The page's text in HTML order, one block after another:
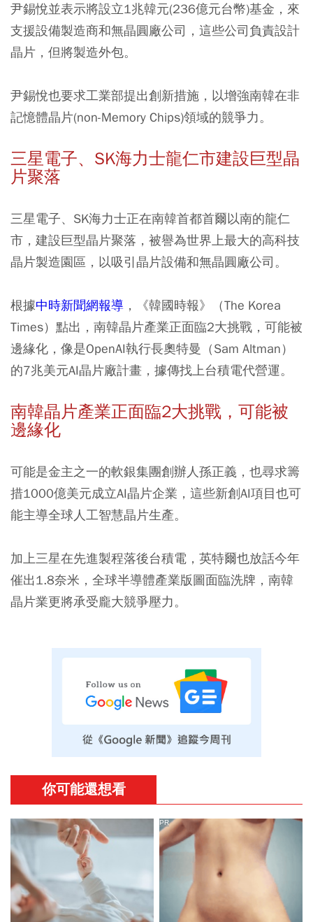
尹錫悅並表示將設立1兆韓元(236億元台幣)基金，來
支援設備製造商和無晶圓廠公司，這些公司負責設計
晶片，但將製造外包。
尹錫悅也要求工業部提出創新措施，以增強南韓在非
記憶體晶片(non-Memory Chips)領域的競爭力。
三星電子、SK海力士龍仁市建設巨型晶
片聚落
三星電子、SK海力士正在南韓首都首爾以南的龍仁
市，建設巨型晶片聚落，被譽為世界上最大的高科技
晶片製造園區，以吸引晶片設備和無晶圓廠公司。
根據中時新聞網報導 ，《韓國時報》（The Korea
Times）點出，南韓晶片產業正面臨2大挑戰，可能被
邊緣化，像是OpenAI執行長奧特曼（Sam Altman）
的7兆美元AI晶片廠計畫，據傳找上台積電代營運。
南韓晶片產業正面臨2大挑戰，可能被
邊緣化
可能是金主之一的軟銀集團創辦人孫正義，也尋求籌
措1000億美元成立AI晶片企業，這些新創AI項目也可
能主導全球人工智慧晶片生產。
加上三星在先進製程落後台積電，英特爾也放話今年
催出1.8奈米，全球半導體產業版圖面臨洗牌，南韓
晶片業更將承受龐大競爭壓力。